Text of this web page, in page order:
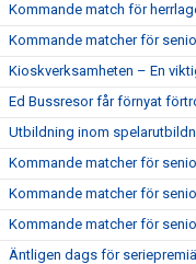
Kommande match för
Kommande matcher för
Kioskverksamheten – En
Ed Bussresor får förnyat
Utbildning inom
Kommande matcher för
Kommande matcher för
Kommande matcher för
Äntligen dags för